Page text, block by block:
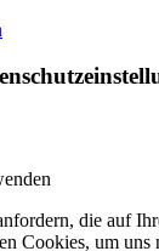
die auf
Cookies, um uns